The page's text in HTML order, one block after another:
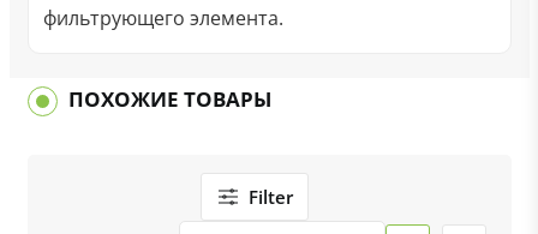
фильтрующего элемента.
ПОХОЖИЕ ТОВАРЫ
Filter